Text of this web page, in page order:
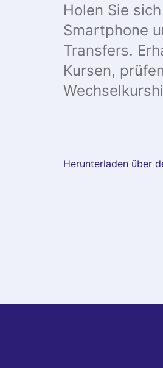
Holen Sie
Smartphone
Transfers.
Kursen,
Herunterladen über